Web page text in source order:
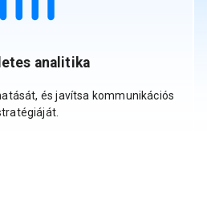
analitika
és javítsa kommunikációs